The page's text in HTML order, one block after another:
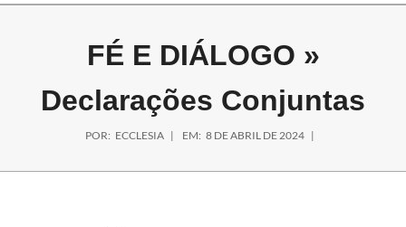
FÉ E DIÁLOGO »
Declarações Conjuntas
POR: ECCLESIA EM: 8 DE ABRIL DE 2024